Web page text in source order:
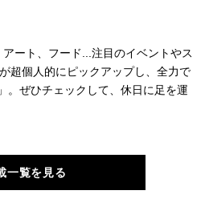
ート、フード...注目のイベントやス
超個人的にピックアップし、全力で
。ぜひチェックして、休日に足を運
一覧を見る